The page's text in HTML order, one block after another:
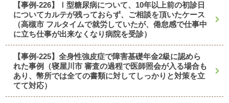
【事例-226】Ⅰ型糖尿病について、10年以上前の初診日
についてカルテが残っておらず、ご相談を頂いたケース
（高槻市 フルタイムで就労していたが、倦怠感で仕事中
に立ち仕事が出来なくなり病院を受診）
【事例-225】全身性強皮症で障害基礎年金2級に認めら
れた事例（寝屋川市 審査の過程で医師照会が入る場合も
あり、幣所では全ての書類に対してしっかりと対策を立
てて対応）